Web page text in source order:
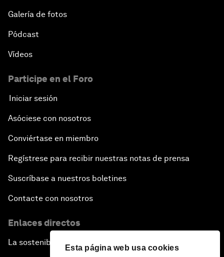
Esta página web usa cookies
Galería de fotos
Pódcast
Vídeos
Participe en el Foro
Iniciar sesión
Asóciese con nosotros
Conviértase en miembro
Regístrese para recibir nuestras notas de prensa
Suscríbase a nuestros boletines
Contacte con nosotros
Enlaces directos
La sostenibilidad en el Foro